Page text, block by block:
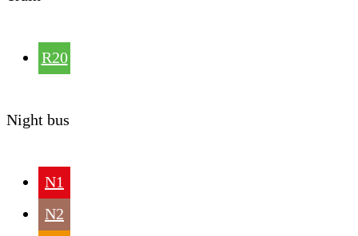
R20
Night bus
N1
N2